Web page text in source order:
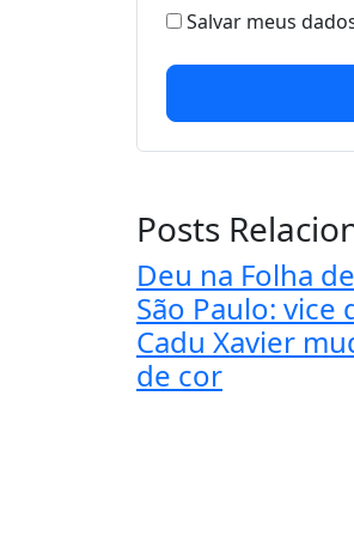
Salvar meus
Posts
Deu na Folha de
São Paulo: vice
Cadu Xavier
de cor